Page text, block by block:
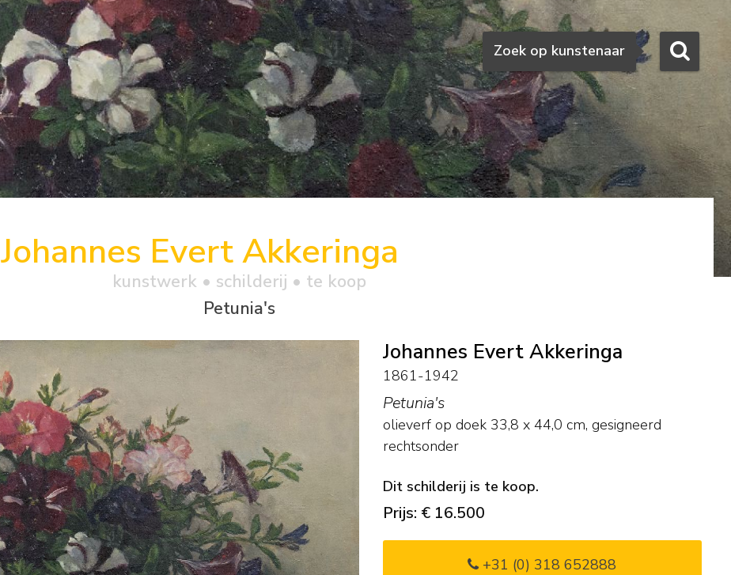
Zoeken
Zoek op kunstenaar
Johannes Evert Akkeringa
kunstwerk • schilderij • te koop
Petunia's
Johannes Evert Akkeringa
1861-1942
Petunia's
olieverf op doek 33,8 x 44,0 cm, gesigneerd
rechtsonder
Dit schilderij is te koop.
Prijs: € 16.500
+31 (0) 318 652888